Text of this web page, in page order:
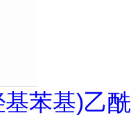
苯基)乙酰